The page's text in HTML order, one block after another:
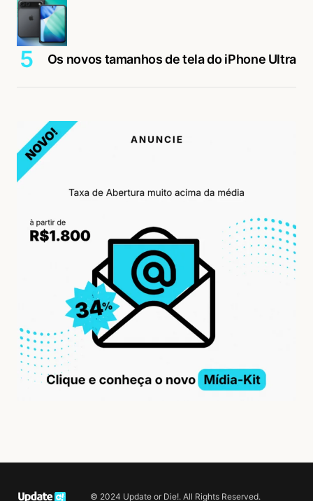
Os novos tamanhos de tela do iPhone Ultra
© 2024 Update or Die!. All Rights Reserved.